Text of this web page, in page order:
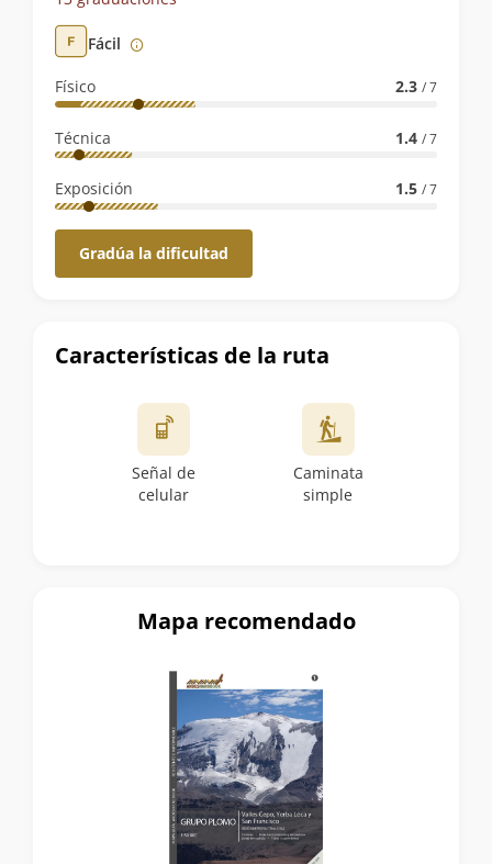
la
rutaFácil
Físico 2.3 / 7
Técnica 1.4 / 7
Exposición 1.5 / 7
Gradúa la dificultad
Características de la ruta
Señal de
celular
Caminata
simple
Mapa recomendado